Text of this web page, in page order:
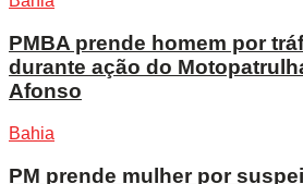
PMBA prende homem por
durante ação do
Afonso
Bahia
PM prende mulher por